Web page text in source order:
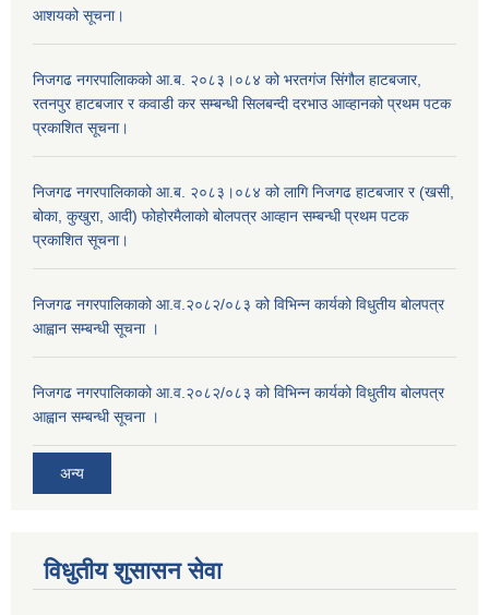
आशयको सूचना।
निजगढ नगरपालिाकको आ.ब. २०८३।०८४ को भरतगंज सिंगौल हाटबजार,
रतनपुर हाटबजार र कवाडी कर सम्बन्धी सिलबन्दी दरभाउ आव्हानको प्रथम पटक
प्रकाशित सूचना।
निजगढ नगरपालिकाको आ.ब. २०८३।०८४ को लागि निजगढ हाटबजार र (खसी,
बोका, कुखुरा, आदी) फोहोरमैलाको बोलपत्र आव्हान सम्बन्धी प्रथम पटक
प्रकाशित सूचना।
निजगढ नगरपालिकाको आ.व.२०८२/०८३ को विभिन्न कार्यको विधुतीय बोलपत्र
आह्वान सम्बन्धी सूचना ।
निजगढ नगरपालिकाको आ.व.२०८२/०८३ को विभिन्न कार्यको विधुतीय बोलपत्र
आह्वान सम्बन्धी सूचना ।
अन्य
विधुतीय शुसासन सेवा